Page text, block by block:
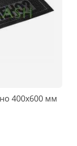
400х600 мм